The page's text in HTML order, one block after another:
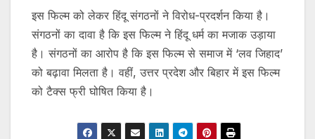
इस फिल्म को लेकर हिंदू संगठनों ने विरोध-प्रदर्शन किया है।
संगठनों का दावा है कि इस फिल्म ने हिंदू धर्म का मजाक उड़ाया
है। संगठनों का आरोप है कि इस फिल्म से समाज में ‘लव जिहाद’
को बढ़ावा मिलता है। वहीं, उत्तर प्रदेश और बिहार में इस फिल्म
को टैक्स फ्री घोषित किया है।